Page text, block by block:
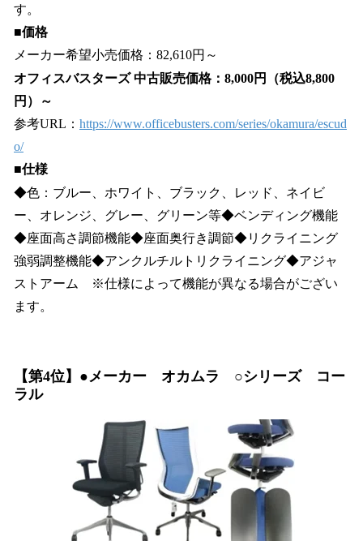
す。
■価格
メーカー希望小売価格：82,610円～
オフィスバスターズ 中古販売価格：8,000円（税込8,800
円）～
参考URL： https://www.officebusters.com/series/okamura/escud
o/
■仕様
◆色：ブルー、ホワイト、ブラック、レッド、ネイビ
ー、オレンジ、グレー、グリーン等◆ベンディング機能
◆座面高さ調節機能◆座面奥行き調節◆リクライニング
強弱調整機能◆アンクルチルトリクライニング◆アジャ
ストアーム ※仕様によって機能が異なる場合がござい
ます。
【第4位】●メーカー オカムラ ○シリーズ コー
ラル